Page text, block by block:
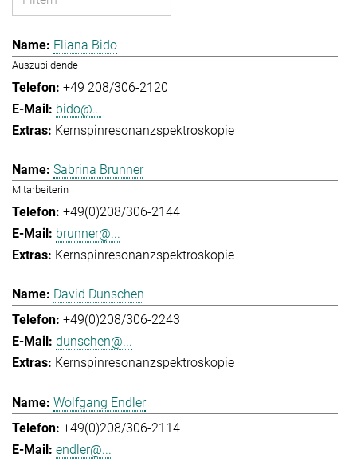
Eliana Bido
Auszubildende
+49 208/306-2120
bido@...
Kernspinresonanzspektroskopie
Sabrina Brunner
Mitarbeiterin
+49(0)208/306-2144
brunner@...
Kernspinresonanzspektroskopie
David Dunschen
+49(0)208/306-2243
dunschen@...
Kernspinresonanzspektroskopie
Wolfgang Endler
+49(0)208/306-2114
endler@...